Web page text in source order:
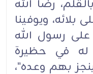
رضا الله
بلائه، ويوفينا
رسول الله
في حظيرة
بهم وعده"،